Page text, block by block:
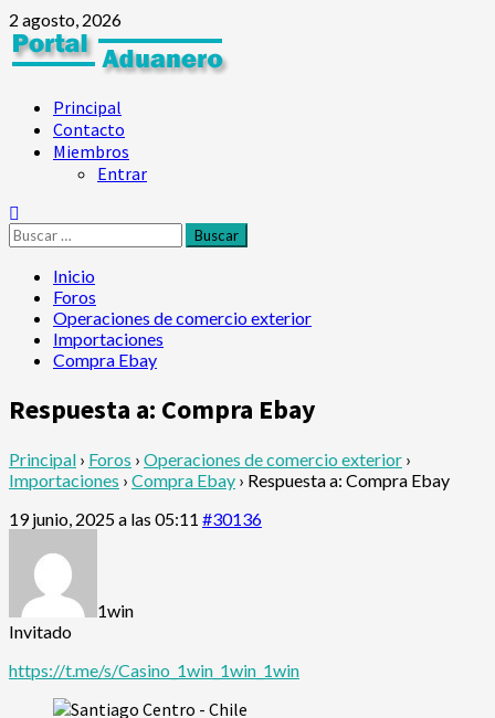
2 agosto, 2026
Principal
Contacto
Miembros
Entrar
Inicio
Foros
Operaciones de comercio exterior
Importaciones
Compra Ebay
Respuesta a: Compra Ebay
Principal › Foros › Operaciones de comercio exterior ›
Importaciones › Compra Ebay › Respuesta a: Compra Ebay
19 junio, 2025 a las 05:11 #30136
1win
Invitado
https://t.me/s/Casino_1win_1win_1win